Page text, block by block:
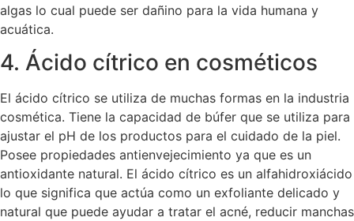
algas lo cual puede ser dañino para la vida humana y
acuática.
4. Ácido cítrico en cosméticos
El ácido cítrico se utiliza de muchas formas en la industria
cosmética. Tiene la capacidad de búfer que se utiliza para
ajustar el pH de los productos para el cuidado de la piel.
Posee propiedades antienvejecimiento ya que es un
antioxidante natural. El ácido cítrico es un alfahidroxiácido
lo que significa que actúa como un exfoliante delicado y
natural que puede ayudar a tratar el acné, reducir manchas